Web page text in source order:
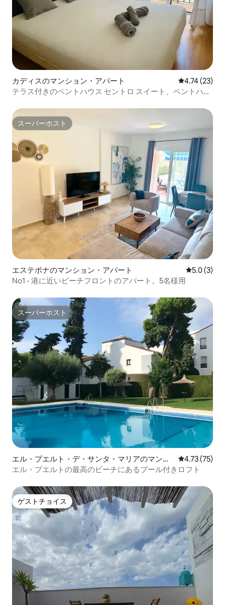
カディスのマンション・アパート レビュー23
4.74 (23)
テラス付きのペントハウス セントロ スイート、ペントハウ
スーパーホスト
スーパーホスト
エステポナのマンション・アパート レビュー3
5.0 (3)
No1 - 港に近いビーチフロントのアパート。5名様用
スーパーホスト
スーパーホスト
エル・プエルト・デ・サンタ・マリアのマンシ
ョン・アパート
レビュー75
4.73 (75)
エル・プエルトの最高のビーチにあるプール付きロフト
ゲストチョイス
ゲストチョイス